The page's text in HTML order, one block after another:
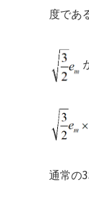
度であ
通常の3